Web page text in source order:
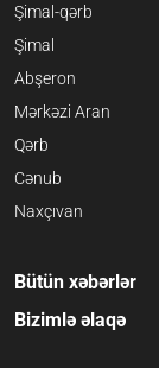
Şimal-qərb
Şimal
Abşeron
Mərkəzi Aran
Qərb
Cənub
Naxçıvan
Bütün xəbərlər
Bizimlə əlaqə